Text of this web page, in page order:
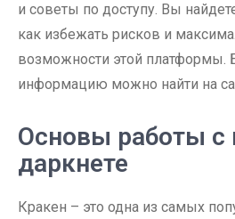
и советы по доступу. Вы
как избежать рисков и
возможности этой платформы.
информацию можно найти на
Основы работы с
даркнете
Кракен – это одна из самых